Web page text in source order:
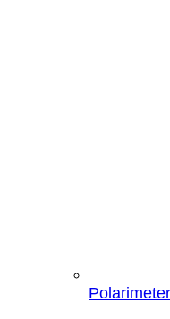
Polarimeter